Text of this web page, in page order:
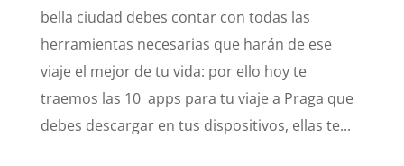
bella ciudad debes contar con todas las
herramientas necesarias que harán de ese
viaje el mejor de tu vida: por ello hoy te
traemos las 10 apps para tu viaje a Praga que
debes descargar en tus dispositivos, ellas te...